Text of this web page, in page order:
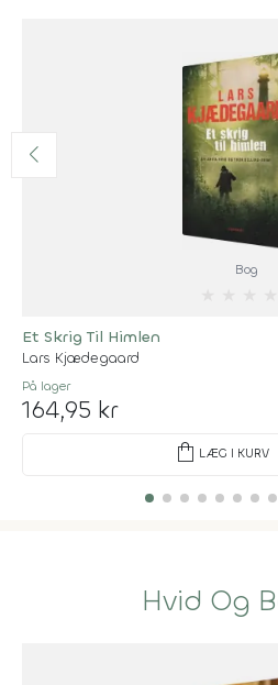
Bog
Et Skrig Til Himlen
Lars Kjædegaard
På lager
164,95 kr
shopping_bag LÆG I KURV
Hvid Og